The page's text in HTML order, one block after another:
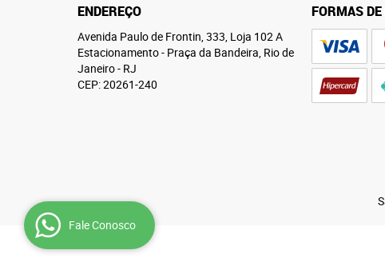
ENDEREÇO
Avenida Paulo de Frontin, 333, Loja 102 A
Estacionamento- Praça da Bandeira, Rio de
Janeiro- RJ
CEP: 20261-240
FORMAS
Fale Conosco